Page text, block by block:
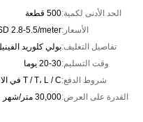
الحد الأدنى لكمية:500 قطعة
الأسعار:2.8-5.5/meter
تفاصيل التغليف:بولي كلوريد
وقت التسليم:20-30 يوما
شروط الدفع:T / T، L / C في الافق
القدرة على العرض:30,000 متر/شهر